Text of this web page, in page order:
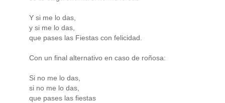
Y si me lo das,
y si me lo das,
que pases las Fiestas con felicidad.
Con un final alternativo en caso de roñosa:
Si no me lo das,
si no me lo das,
que pases las fiestas